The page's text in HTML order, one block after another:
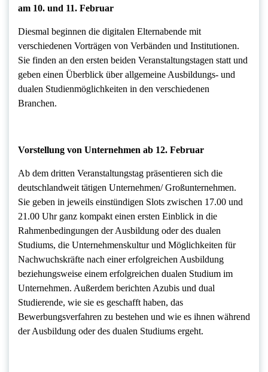
am 10. und 11. Februar
Diesmal beginnen die digitalen Elternabende mit
verschiedenen Vorträgen von Verbänden und Institutionen.
Sie finden an den ersten beiden Veranstaltungstagen statt und
geben einen Überblick über allgemeine Ausbildungs- und
dualen Studienmöglichkeiten in den verschiedenen
Branchen.
Vorstellung von Unternehmen ab 12. Februar
Ab dem dritten Veranstaltungstag präsentieren sich die
deutschlandweit tätigen Unternehmen/ Großunternehmen.
Sie geben in jeweils einstündigen Slots zwischen 17.00 und
21.00 Uhr ganz kompakt einen ersten Einblick in die
Rahmenbedingungen der Ausbildung oder des dualen
Studiums, die Unternehmenskultur und Möglichkeiten für
Nachwuchskräfte nach einer erfolgreichen Ausbildung
beziehungsweise einem erfolgreichen dualen Studium im
Unternehmen. Außerdem berichten Azubis und dual
Studierende, wie sie es geschafft haben, das
Bewerbungsverfahren zu bestehen und wie es ihnen während
der Ausbildung oder des dualen Studiums ergeht.